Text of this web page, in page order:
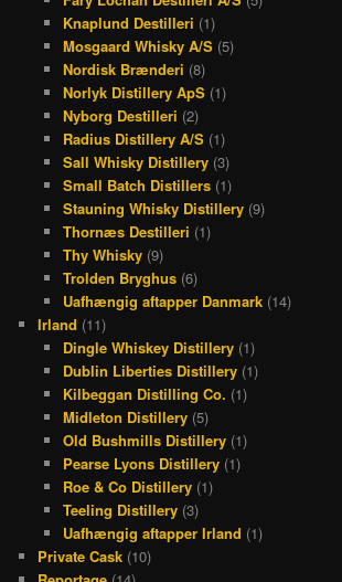
Knaplund Destilleri (1)
Mosgaard Whisky A/S(5)
Nordisk Brænderi (8)
Norlyk Distillery ApS(1)
Nyborg Destilleri (2)
Radius Distillery A/S(1)
Sall Whisky Distillery(3)
Small Batch Distillers(1)
Stauning Whisky Distillery(9)
Thornæs Destilleri (1)
Thy Whisky(9)
Trolden Bryghus(6)
Uafhængig aftapper Danmark(14)
Irland (11)
Dingle Whiskey Distillery(1)
Dublin Liberties Distillery(1)
Kilbeggan Distilling Co. (1)
Midleton Distillery(5)
Old Bushmills Distillery(1)
Pearse Lyons Distillery(1)
Roe & Co Distillery(1)
Teeling Distillery(3)
Uafhængig aftapper Irland (1)
Private Cask (10)